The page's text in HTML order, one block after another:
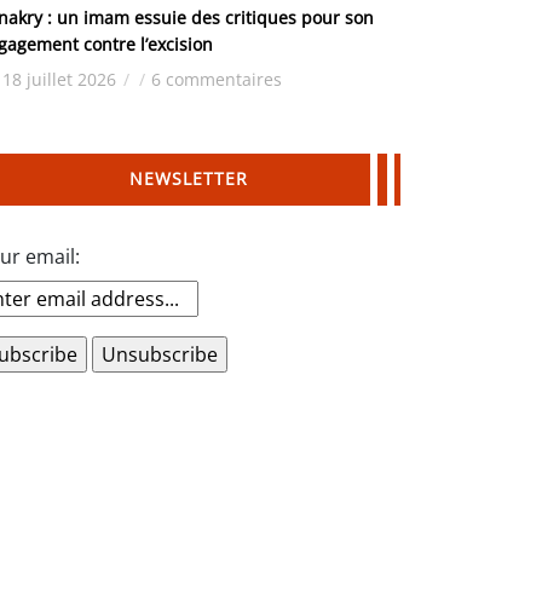
: un imam essuie des critiques pour son
contre l’excision
18 juillet 2026 / / 6 commentaires
NEWSLETTER
email: